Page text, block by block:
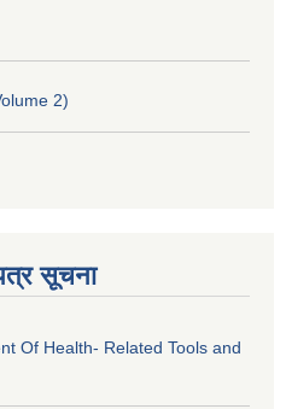
2)
सूचना
Of Health- Related Tools and